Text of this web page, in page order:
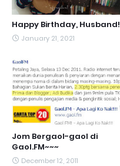
Happy Birthday, Husband!
January 21, 2021
Jom Bergaol-gaol di
Gaol.FM~~~
December 12, 2011